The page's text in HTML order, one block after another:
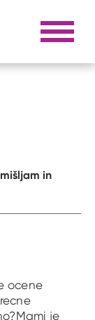
Razpri
in
ocene
je